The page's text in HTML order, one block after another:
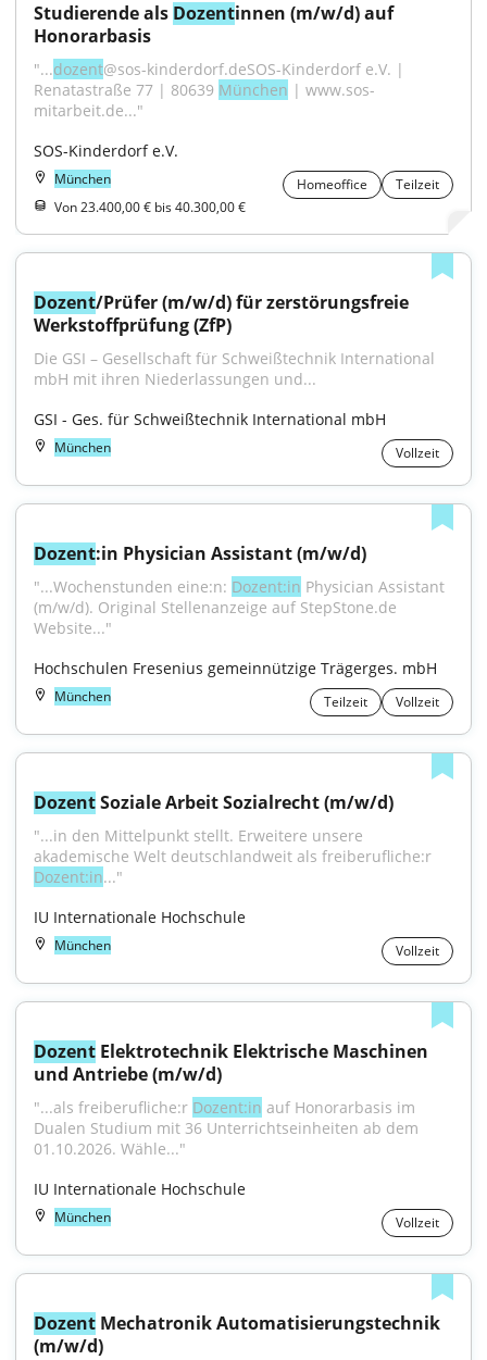
Studierende als Dozentinnen (m/w/d) auf
Honorarbasis
"...dozent@sos-kinderdorf.deSOS-Kinderdorf e.V. |
Renatastraße 77 | 80639 München | www.sos-
mitarbeit.de..."
SOS-Kinderdorf e.V.
München Homeoffice
Teilzeit
Von 23.400,00 € bis 40.300,00 €
Dozent/Prüfer (m/w/d) für zerstörungsfreie
Werkstoffprüfung (ZfP)
Die GSI – Gesellschaft für Schweißtechnik International
mbH mit ihren Niederlassungen und...
GSI - Ges. für Schweißtechnik International mbH
München Vollzeit
Dozent:in Physician Assistant (m/w/d)
"...Wochenstunden eine:n: Dozent:in Physician Assistant
(m/w/d). Original Stellenanzeige auf StepStone.de
Website..."
Hochschulen Fresenius gemeinnützige Trägerges. mbH
München Teilzeit Vollzeit
Dozent Soziale Arbeit Sozialrecht (m/w/d)
"...in den Mittelpunkt stellt. Erweitere unsere
Dozent:in..."
IU Internationale Hochschule
München Vollzeit
Dozent Elektrotechnik Elektrische Maschinen
und Antriebe (m/w/d)
"...als freiberufliche:r Dozent:in auf Honorarbasis im
Dualen Studium mit 36 Unterrichtseinheiten ab dem
01.10.2026. Wähle..."
IU Internationale Hochschule
München Vollzeit
Dozent Mechatronik Automatisierungstechnik
(m/w/d)